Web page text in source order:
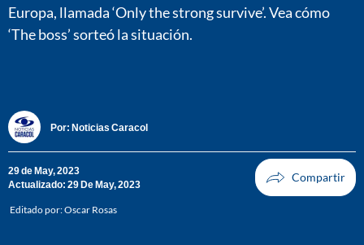
Europa, llamada ‘Only the strong survive’. Vea cómo
‘The boss’ sorteó la situación.
Por: Noticias Caracol
29 de May, 2023
Actualizado: 29 De May, 2023
Editado por:Oscar Rosas